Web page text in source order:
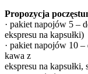
Propozycja
· pakiet napojów 5 –
ekspresu na kapsułki)
· pakiet napojów 10 –
kawa z
ekspresu na